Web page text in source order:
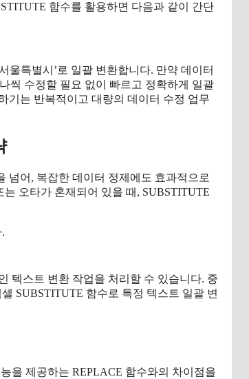
함수를 활용하면 다음과 같이 간단
울특별시’로 일괄 변환합니다. 만약 데이터
씩 수정할 필요 없이 빠르고 정확하게 일괄
기는 반복적이고 대량의 데이터 수정 업무
넘어, 복잡한 데이터 정제에도 효과적으로
오타가 혼재되어 있을 때, SUBSTITUTE
텍스트 변환 작업을 처리할 수 있습니다. 중
SUBSTITUTE 함수로 특정 텍스트 일괄 변
을 제공하는 REPLACE 함수와의 차이점을